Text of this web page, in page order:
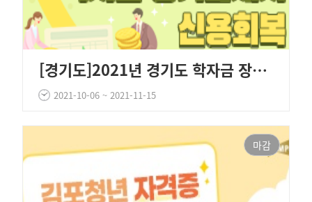
[경기도]2021년 경기도 학자금 장기연체자 신용회복 지원사업
2021-10-06 ~ 2021-11-15
마감